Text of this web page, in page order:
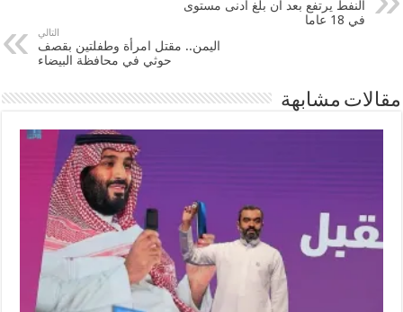
النفط يرتفع بعد أن بلغ أدنى مستوى
في 18 عاما
التالي
اليمن.. مقتل امرأة وطفلتين بقصف
حوثي في محافظة البيضاء‎
مقالات مشابهة